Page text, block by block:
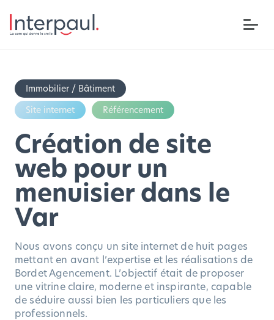
Immobilier / Bâtiment
Site internet
Référencement
Création de site
web pour un
menuisier dans le
Var
Nous avons conçu un site internet de huit pages
mettant en avant l’expertise et les réalisations de
Bordet Agencement. L’objectif était de proposer
une vitrine claire, moderne et inspirante, capable
de séduire aussi bien les particuliers que les
professionnels.